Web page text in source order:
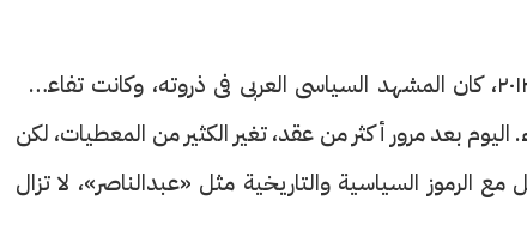
حين صدرت الطبعة الأولى من الرواية عام ٢٠١٣، كان المشهد السياسى العربى فى ذروته، وكانت تفاعلات
اليوم بعد مرور أكثر من عقد، تغير الكثير من المعطيات، لكن
مع الرموز السياسية والتاريخية مثل «عبدالناصر»، لا تزال